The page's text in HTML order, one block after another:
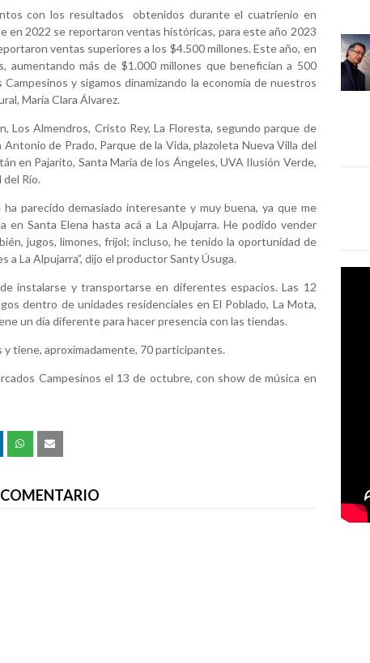
con los resultados obtenidos durante el cuatrienio en
en 2022 se reportaron ventas históricas, para este año 2023
ventas superiores a los $4.500 millones. Este año, en
aumentando más de $1.000 millones que benefician a 500
y sigamos dinamizando la economía de nuestros
María Clara Álvarez.
Los Almendros, Cristo Rey, La Floresta, segundo parque de
de Prado, Parque de la Vida, plazoleta Nueva Villa del
en Pajarito, Santa María de los Ángeles, UVA Ilusión Verde,
del Río.
parecido demasiado interesante y muy buena, ya que me
Santa Elena hasta acá a La Alpujarra. He podido vender
jugos, limones, fríjol; incluso, he tenido la oportunidad de
a La Alpujarra”, dijo el productor Santy Úsuga.
instalarse y transportarse en diferentes espacios. Las 12
dentro de unidades residenciales en El Poblado, La Mota,
un día diferente para hacer presencia con las tiendas.
y tiene, aproximadamente, 70 participantes.
Campesinos el 13 de octubre, con show de música en